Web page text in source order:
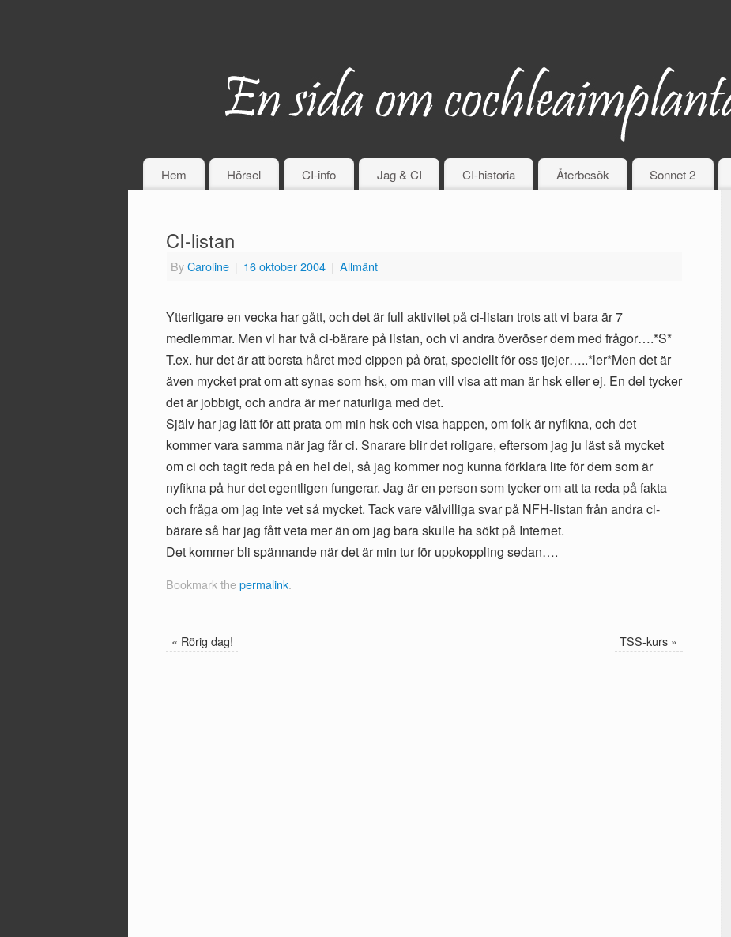
Hem Hörsel CI-info Jag & CI CI-historia Återbesök Sonnet 2
CI-listan
ByCaroline | 16 oktober 2004 | Allmänt
Ytterligare en vecka har gått, och det är full aktivitet på ci-listan trots att vi bara är 7
medlemmar. Men vi har två ci-bärare på listan, och vi andra överöser dem med frågor….*S*
T.ex. hur det är att borsta håret med cippen på örat, speciellt för oss tjejer…..*ler*Men det är
även mycket prat om att synas som hsk, om man vill visa att man är hsk eller ej. En del tycker
det är jobbigt, och andra är mer naturliga med det.
Själv har jag lätt för att prata om min hsk och visa happen, om folk är nyfikna, och det
kommer vara samma när jag får ci. Snarare blir det roligare, eftersom jag ju läst så mycket
om ci och tagit reda på en hel del, så jag kommer nog kunna förklara lite för dem som är
nyfikna på hur det egentligen fungerar. Jag är en person som tycker om att ta reda på fakta
och fråga om jag inte vet så mycket. Tack vare välvilliga svar på NFH-listan från andra ci-
bärare så har jag fått veta mer än om jag bara skulle ha sökt på Internet.
Det kommer bli spännande när det är min tur för uppkoppling sedan….
Bookmark thepermalink.
« Rörig dag! TSS-kurs »